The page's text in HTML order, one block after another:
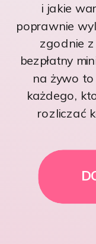
i jakie
poprawnie
zgodnie z
bezpłatny
na żywo
każdego,
rozliczać